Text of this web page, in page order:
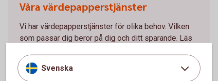
Våra värdepapperstjänster
Vi har värdepapperstjänster för olika behov. Vilken
som passar dig beror på dig och ditt sparande. Läs
Våra värdepapperstjänster
Svenska